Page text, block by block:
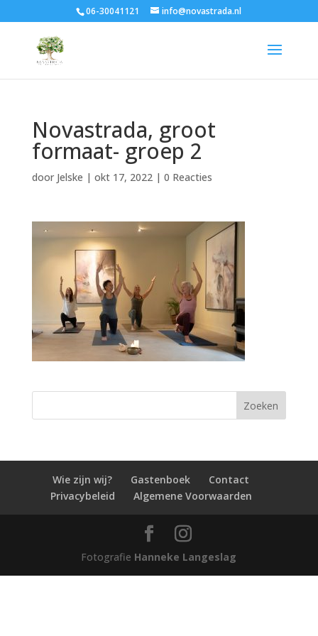
06-30041121 info@novastrada.nl
Novastrada, groot
formaat- groep 2
door Jelske | okt 17, 2022| 0 Reacties
Wie zijn wij? Gastenboek
Contact
Privacybeleid
Algemene Voorwaarden
Fotografie Hanneke Langeslag